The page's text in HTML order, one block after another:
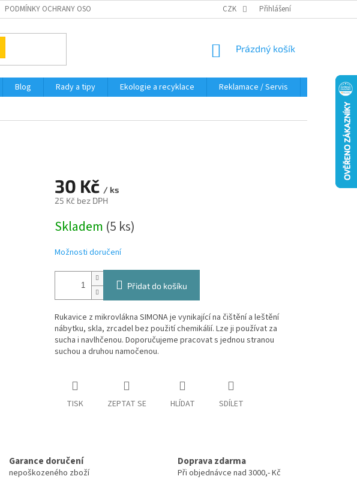
PODMÍNKY OCHRANY OSOBNÍCH ÚDAJŮ CZK Přihlášení
NÁKUPNÍ
Prázdný košík
Blog Rady a tipy Ekologie a recyklace Reklamace / Servis
Hodnocení
30 Kč / ks
25 Kč bez DPH
cena:
Skladem (5 ks)
Možnosti doručení
Přidat do košíku
Rukavice z mikrovlákna SIMONA je vynikající na čištění a leštění
nábytku, skla, zrcadel bez použití chemikálií. Lze ji používat za
sucha i navlhčenou. Doporučujeme pracovat s jednou stranou
suchou a druhou namočenou.
TISK ZEPTAT SE HLÍDAT SDÍLET
Garance doručení
nepoškozeného zboží
Doprava zdarma
Při objednávce nad 3000,- Kč